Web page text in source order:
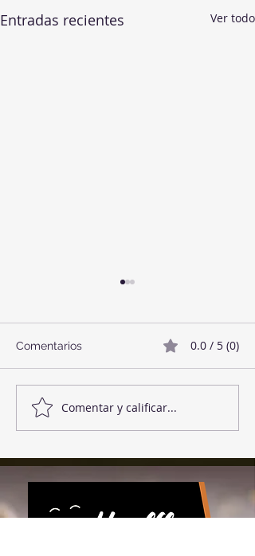
Entradas recientes Ver todo
Mermelada de Fresas
Comentarios 0.0 / 5 (0)
Comentar y calificar...